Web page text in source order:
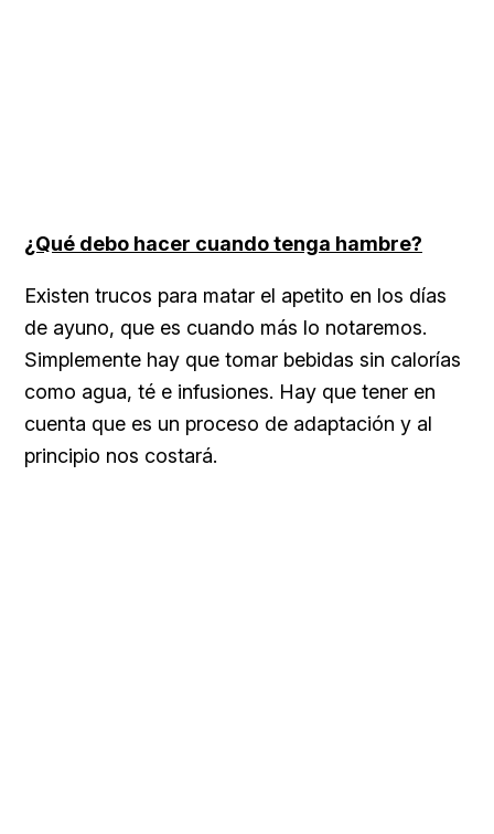
¿Qué debo hacer cuando tenga hambre?
Existen trucos para matar el apetito en los días
de ayuno, que es cuando más lo notaremos.
Simplemente hay que tomar bebidas sin calorías
como agua, té e infusiones. Hay que tener en
cuenta que es un proceso de adaptación y al
principio nos costará.